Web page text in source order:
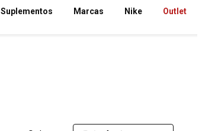
Suplementos Marcas Nike Outlet